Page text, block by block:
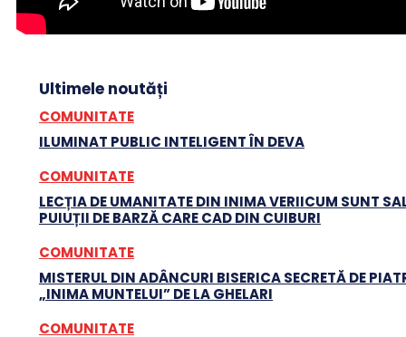
Ultimele noutăți
COMUNITATE
ILUMINAT PUBLIC INTELIGENT ÎN DEVA
COMUNITATE
LECȚIA DE UMANITATE DIN INIMA VERIICUM SUNT
PUIUȚII DE BARZĂ CARE CAD DIN CUIBURI
COMUNITATE
MISTERUL DIN ADÂNCURI BISERICA SECRETĂ DE
„INIMA MUNTELUI” DE LA GHELARI
COMUNITATE